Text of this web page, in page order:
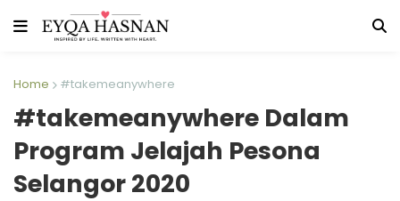
Home #takemeanywhere
#takemeanywhere Dalam
Program Jelajah Pesona
Selangor 2020